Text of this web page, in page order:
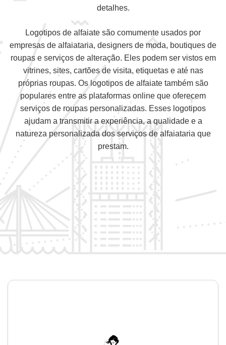
detalhes.
Logotipos de alfaiate são comumente usados por
empresas de alfaiataria, designers de moda, boutiques de
roupas e serviços de alteração. Eles podem ser vistos em
vitrines, sites, cartões de visita, etiquetas e até nas
próprias roupas. Os logotipos de alfaiate também são
populares entre as plataformas online que oferecem
serviços de roupas personalizadas. Esses logotipos
ajudam a transmitir a experiência, a qualidade e a
natureza personalizada dos serviços de alfaiataria que
prestam.